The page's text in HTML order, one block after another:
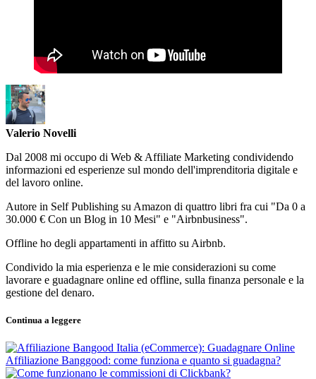
Valerio Novelli
Dal 2008 mi occupo di Web & Affiliate Marketing condividendo
informazioni ed esperienze sul mondo dell'imprenditoria digitale e
del lavoro online.
Autore in Self Publishing su Amazon di quattro libri fra cui "Da 0 a
30.000 € Con un Blog in 10 Mesi" e "Airbnbusiness".
Offline ho degli appartamenti in affitto su Airbnb.
Condivido la mia esperienza e le mie considerazioni su come
lavorare e guadagnare online ed offline, sulla finanza personale e la
gestione del denaro.
Continua a leggere
Affiliazione Banggood: come funziona e quanto si guadagna?